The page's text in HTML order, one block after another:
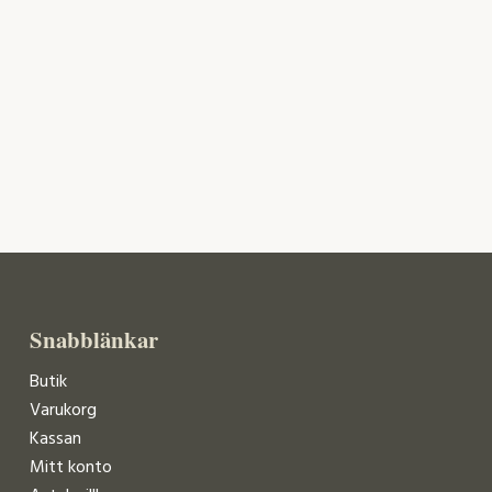
Snabblänkar
Butik
Varukorg
Kassan
Mitt konto